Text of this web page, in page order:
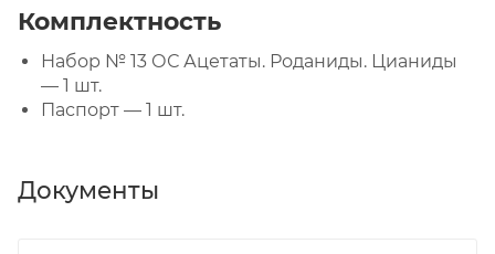
Комплектность
Набор № 13 ОС Ацетаты. Роданиды. Цианиды
— 1 шт.
Паспорт — 1 шт.
Документы